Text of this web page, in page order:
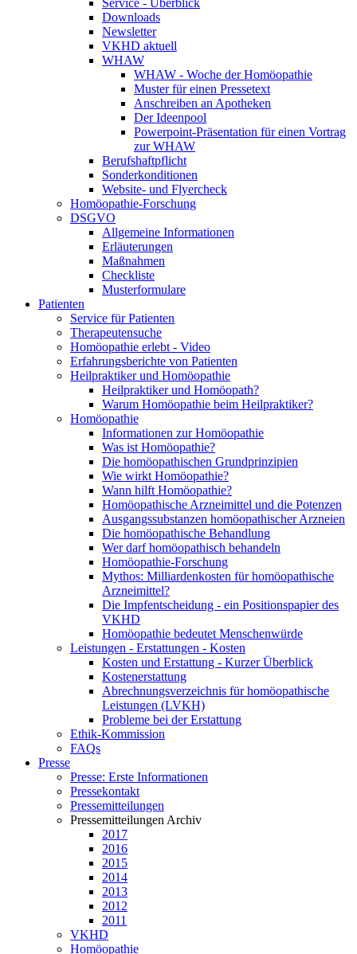
Service - Überblick
Downloads
Newsletter
VKHD aktuell
WHAW
WHAW - Woche der Homöopathie
Muster für einen Pressetext
Anschreiben an Apotheken
Der Ideenpool
Powerpoint-Präsentation für einen Vortrag
zur WHAW
Berufshaftpflicht
Sonderkonditionen
Website- und Flyercheck
Homöopathie-Forschung
DSGVO
Allgemeine Informationen
Erläuterungen
Maßnahmen
Checkliste
Musterformulare
Patienten
Service für Patienten
Therapeutensuche
Homöopathie erlebt - Video
Erfahrungsberichte von Patienten
Heilpraktiker und Homöopathie
Heilpraktiker und Homöopath?
Warum Homöopathie beim Heilpraktiker?
Homöopathie
Informationen zur Homöopathie
Was ist Homöopathie?
Die homöopathischen Grundprinzipien
Wie wirkt Homöopathie?
Wann hilft Homöopathie?
Homöopathische Arzneimittel und die Potenzen
Ausgangssubstanzen homöopathischer Arzneien
Die homöopathische Behandlung
Wer darf homöopathisch behandeln
Homöopathie-Forschung
Mythos: Milliardenkosten für homöopathische
Arzneimittel?
Die Impfentscheidung - ein Positionspapier des
VKHD
Homöopathie bedeutet Menschenwürde
Leistungen - Erstattungen - Kosten
Kosten und Erstattung - Kurzer Überblick
Kostenerstattung
Abrechnungsverzeichnis für homöopathische
Leistungen (LVKH)
Probleme bei der Erstattung
Ethik-Kommission
FAQs
Presse
Presse: Erste Informationen
Pressekontakt
Pressemitteilungen
Pressemitteilungen Archiv
2017
2016
2015
2014
2013
2012
2011
VKHD
Homöopathie